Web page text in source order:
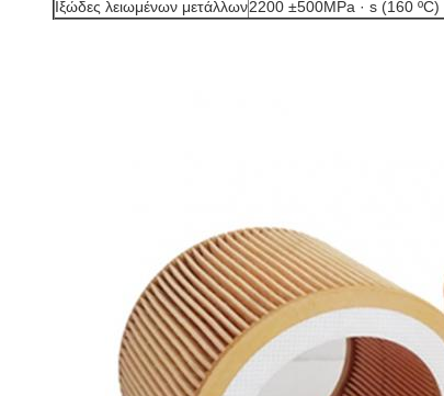
Ιξώδες λειωμένων μετάλλων2200 ±500MPa · s (160 ºC)